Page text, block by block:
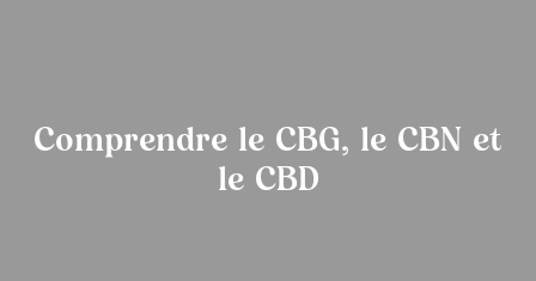
Comprendre le CBG, le CBN et
le CBD